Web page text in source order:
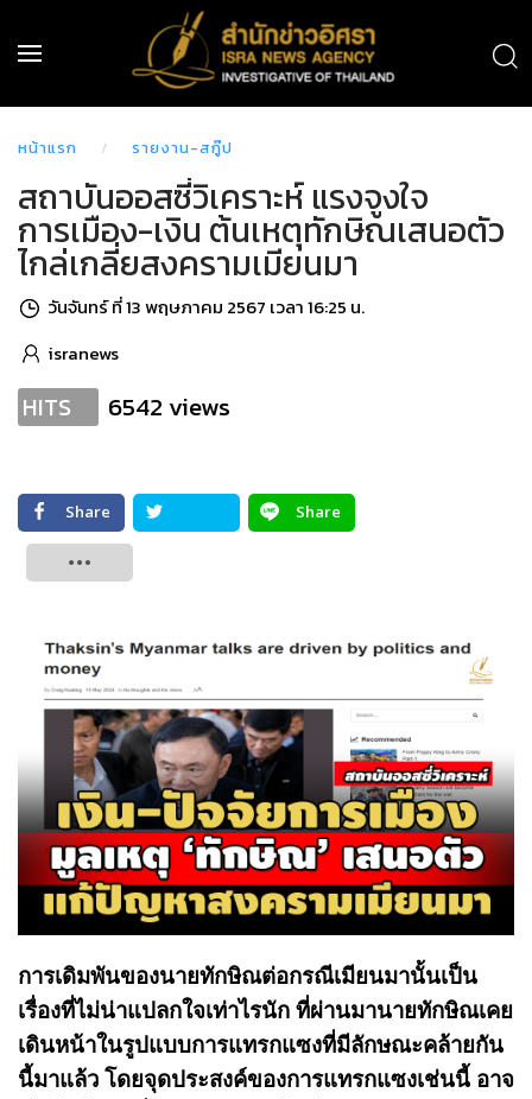
หน้าแรก รายงาน-สกู๊ป
สถาบันออสซี่วิเคราะห์ แรงจูงใจ
การเมือง-เงิน ต้นเหตุทักษิณเสนอตัว
ไกล่เกลี่ยสงครามเมียนมา
วันจันทร์ ที่ 13 พฤษภาคม 2567 เวลา 16:25 น.
isranews
HITS 6542 views
Share
Share
การเดิมพันของนายทักษิณต่อกรณีเมียนมานั้นเป็น
เรื่องที่ไม่น่าแปลกใจเท่าไรนัก ที่ผ่านมานายทักษิณเคย
เดินหน้าในรูปแบบการแทรกแซงที่มีลักษณะคล้ายกัน
นี้มาแล้ว โดยจุดประสงค์ของการแทรกแซงเช่นนี้ อาจ